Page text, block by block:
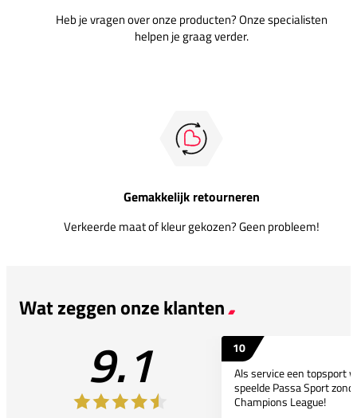
Heb je vragen over onze producten? Onze specialisten
helpen je graag verder.
Gemakkelijk retourneren
Verkeerde maat of kleur gekozen? Geen probleem!
Wat zeggen onze klanten
9.1
10
Als service een topsport
speelde Passa Sport
Champions League!